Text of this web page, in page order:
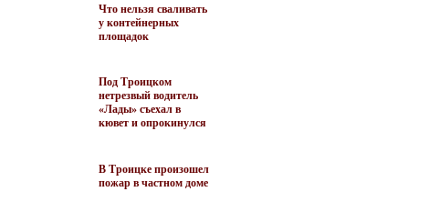
Что нельзя сваливать
у контейнерных
площадок
Под Троицком
нетрезвый водитель
«Лады» съехал в
кювет и опрокинулся
В Троицке произошел
пожар в частном доме